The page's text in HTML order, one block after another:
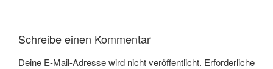
Schreibe einen Kommentar
Deine E-Mail-Adresse wird nicht veröffentlicht. Erforderliche